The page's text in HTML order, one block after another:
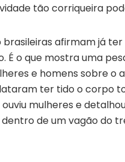
tão corriqueira
afirmam já
É o que mostra uma
e homens sobre
ter tido o corpo
mulheres e
de um vagão do